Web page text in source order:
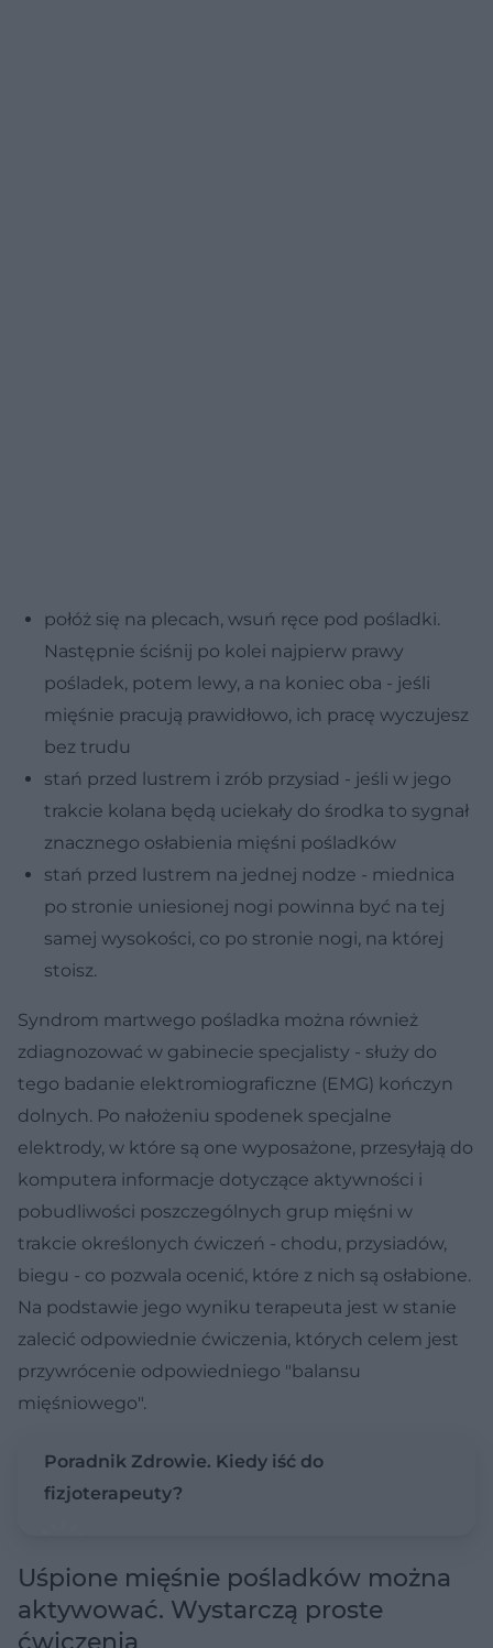
połóż się na plecach, wsuń ręce pod pośladki.
Następnie ściśnij po kolei najpierw prawy
pośladek, potem lewy, a na koniec oba - jeśli
mięśnie pracują prawidłowo, ich pracę wyczujesz
bez trudu
stań przed lustrem i zrób przysiad - jeśli w jego
trakcie kolana będą uciekały do środka to sygnał
znacznego osłabienia mięśni pośladków
stań przed lustrem na jednej nodze - miednica
po stronie uniesionej nogi powinna być na tej
samej wysokości, co po stronie nogi, na której
stoisz.
Syndrom martwego pośladka można również
zdiagnozować w gabinecie specjalisty - służy do
tego badanie elektromiograficzne (EMG) kończyn
dolnych. Po nałożeniu spodenek specjalne
elektrody, w które są one wyposażone, przesyłają do
komputera informacje dotyczące aktywności i
pobudliwości poszczególnych grup mięśni w
trakcie określonych ćwiczeń - chodu, przysiadów,
biegu - co pozwala ocenić, które z nich są osłabione.
Na podstawie jego wyniku terapeuta jest w stanie
zalecić odpowiednie ćwiczenia, których celem jest
przywrócenie odpowiedniego "balansu
mięśniowego".
Poradnik Zdrowie. Kiedy iść do
fizjoterapeuty?
Uśpione mięśnie pośladków można
aktywować. Wystarczą proste
ćwiczenia